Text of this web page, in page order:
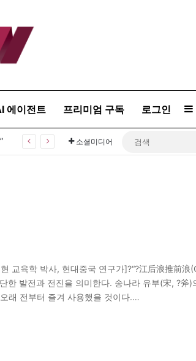
에이전트 프리미엄 구독 로그인
소셜미디어
교육학 박사, 현대중국 연구가]?“?江后浪推前浪
한 발전과 전진을 의미한다. 송나라 유부(宋, ?斧)
래 전부터 즐겨 사용했을 것이다.…